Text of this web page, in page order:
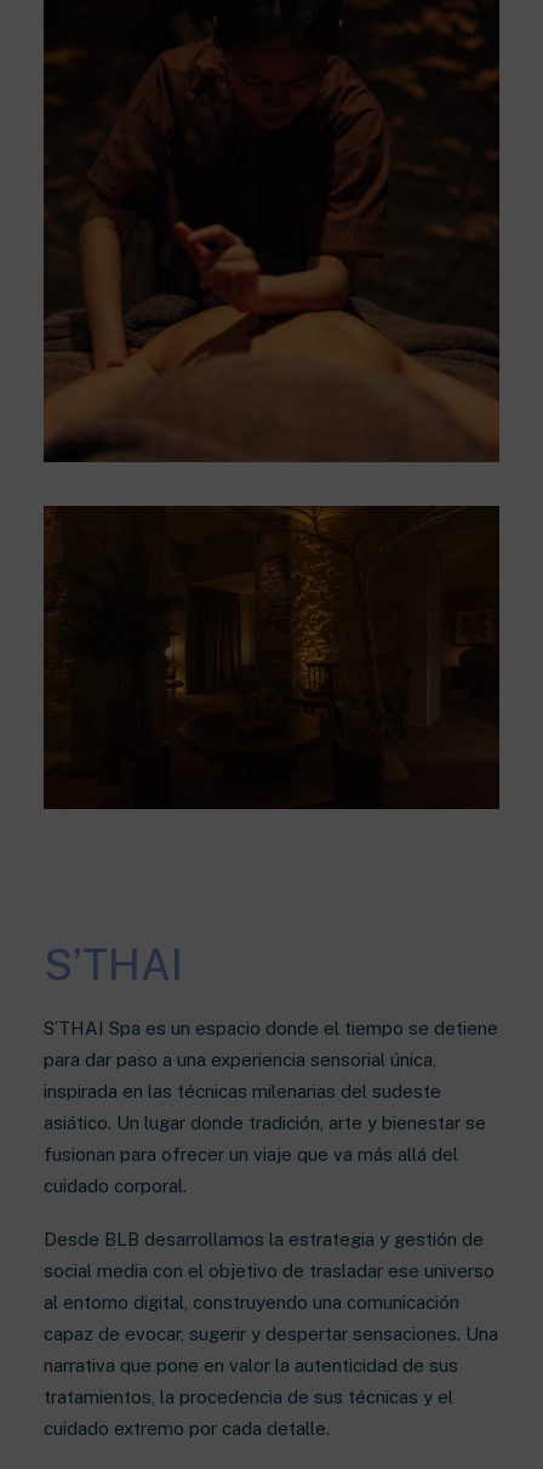
S’THAI
S’THAI Spa es un espacio donde el tiempo se detiene
para dar paso a una experiencia sensorial única,
inspirada en las técnicas milenarias del sudeste
asiático. Un lugar donde tradición, arte y bienestar se
fusionan para ofrecer un viaje que va más allá del
cuidado corporal.
Desde BLB desarrollamos la estrategia y gestión de
social media con el objetivo de trasladar ese universo
al entorno digital, construyendo una comunicación
capaz de evocar, sugerir y despertar sensaciones. Una
narrativa que pone en valor la autenticidad de sus
tratamientos, la procedencia de sus técnicas y el
cuidado extremo por cada detalle.